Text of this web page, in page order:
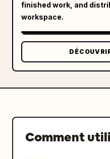
finished work, and
workspace.
Comment